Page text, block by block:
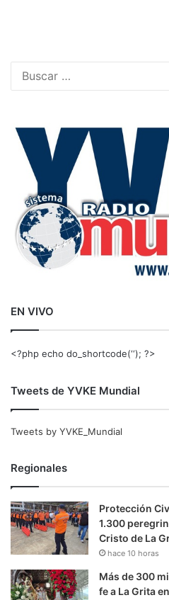
EN VIVO
<?php echo do_shortcode(‘‘); ?>
Tweets de YVKE Mundial
Tweets by YVKE_Mundial
Regionales
Protección
1.300
Cristo de La
hace 10 horas
Más de 300
fe a La Grita